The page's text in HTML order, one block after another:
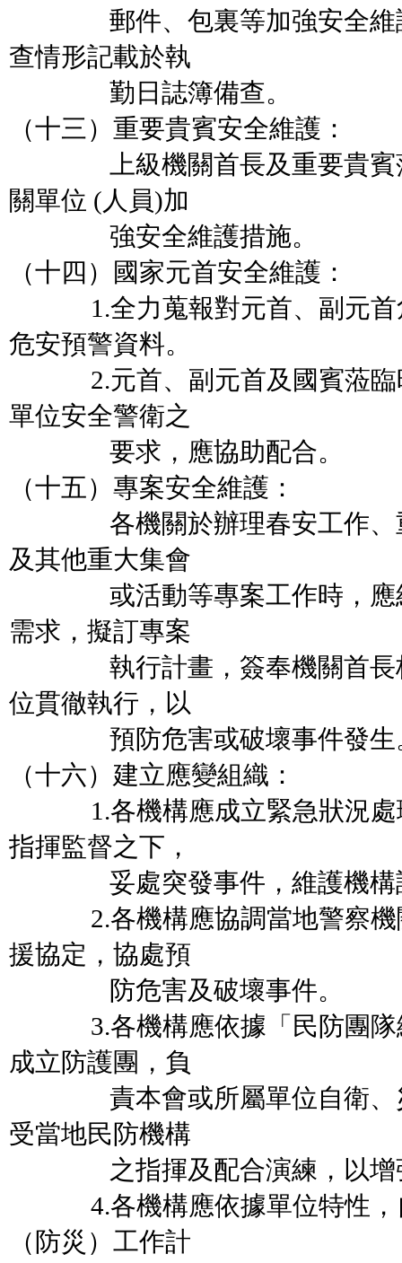
郵件、包裏等加強安全維護
查情形記載於執
勤日誌簿備查。
（十三）重要貴賓安全維護：
上級機關首長及重要貴賓蒞
關單位 (人員)加
強安全維護措施。
（十四）國家元首安全維護：
1.全力蒐報對元首、副元首
危安預警資料。
2.元首、副元首及國賓蒞臨
單位安全警衛之
要求，應協助配合。
（十五）專案安全維護：
各機關於辦理春安工作、重
及其他重大集會
或活動等專案工作時，應結
需求，擬訂專案
執行計畫，簽奉機關首長核
位貫徹執行，以
預防危害或破壞事件發生
（十六）建立應變組織：
1.各機構應成立緊急狀況處
指揮監督之下，
妥處突發事件，維護機構
2.各機構應協調當地警察機
援協定，協處預
防危害及破壞事件。
3.各機構應依據「民防團隊
成立防護團，負
責本會或所屬單位自衛、災
受當地民防機構
之指揮及配合演練，以增
4.各機構應依據單位特性，
（防災）工作計